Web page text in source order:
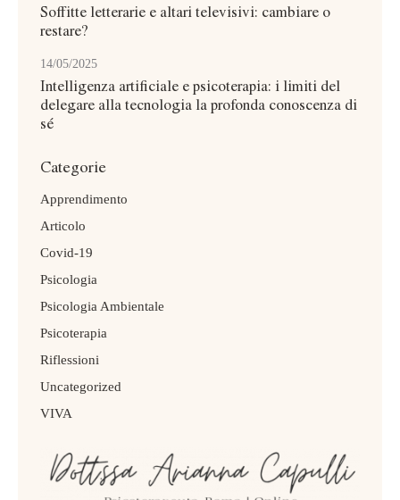
Soffitte letterarie e altari televisivi: cambiare o
restare?
14/05/2025
Intelligenza artificiale e psicoterapia: i limiti del
delegare alla tecnologia la profonda conoscenza di
sé
Categorie
Apprendimento
Articolo
Covid-19
Psicologia
Psicologia Ambientale
Psicoterapia
Riflessioni
Uncategorized
VIVA